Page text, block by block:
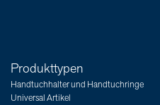
Produkttypen
Handtuchhalter und Handtuchringe
Universal Artikel